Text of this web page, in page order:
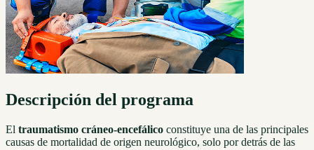
Descripción del programa
El traumatismo cráneo-encefálico constituye una de las principales
causas de mortalidad de origen neurológico, solo por detrás de las